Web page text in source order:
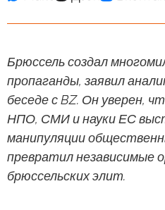
Брюссель создал
пропаганды, заявил
беседе с BZ. Он уверен,
НПО, СМИ и науки ЕС
манипуляции
превратил независимые
брюссельских элит.